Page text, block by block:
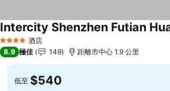
4 星級 酒店
Intercity Shenzhen Futian
8.9 極佳 149 距離市中心 1.9 公里
低至 $540